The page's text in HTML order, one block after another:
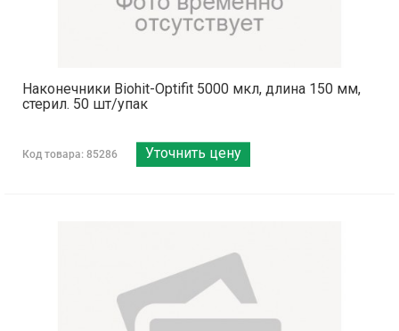
Наконечники Biohit-Optifit 5000 мкл, длина 150 мм,
стерил. 50 шт/упак
Код товара: 85286 Уточнить цену